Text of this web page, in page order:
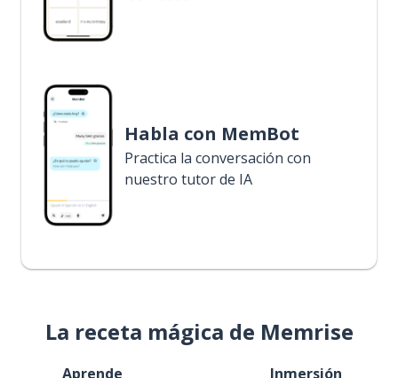
Habla con MemBot
Practica la conversación con
nuestro tutor de IA
La receta mágica de Memrise
Aprende Inmersión